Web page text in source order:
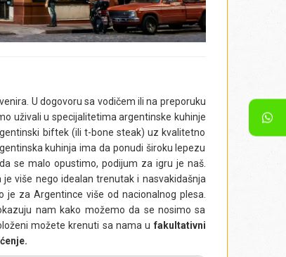
atmosfere na svetu. Osim po fudbalu, ovaj
meštanima, suvenirnicama, i otvorenim
sa turistima. Nakon obilaska, povratak u
U dogovoru sa vodičem ili na preporuku
uživali u specijalitetima argentinske kuhinje
biftek (ili t-bone steak) uz kvalitetno
kuhinja ima da ponudi široku lepezu
se malo opustimo, podijum za igru je naš.
više nego idealan trenutak i nasvakidašnja
je za Argentince više od nacionalnog plesa.
nam kako možemo da se nosimo sa
možete krenuti sa nama u fakultativni